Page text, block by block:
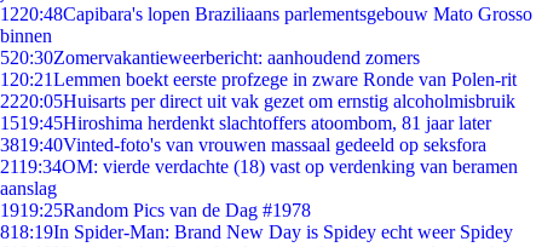
1220:48Capibara's lopen Braziliaans parlementsgebouw Mato Grosso
binnen
520:30Zomervakantieweerbericht: aanhoudend zomers
1 20:21Lemmen boekt eerste profzege in zware Ronde van Polen-rit
2220:05Huisarts per direct uit vak gezet om ernstig alcoholmisbruik
1519:45Hiroshima herdenkt slachtoffers atoombom, 81 jaar later
3819:40Vinted-foto's van vrouwen massaal gedeeld op seksfora
2119:34OM: vierde verdachte (18) vast op verdenking van beramen
aanslag
1919:25Random Pics van de Dag #1978
818:19In Spider-Man: Brand New Day is Spidey echt weer Spidey